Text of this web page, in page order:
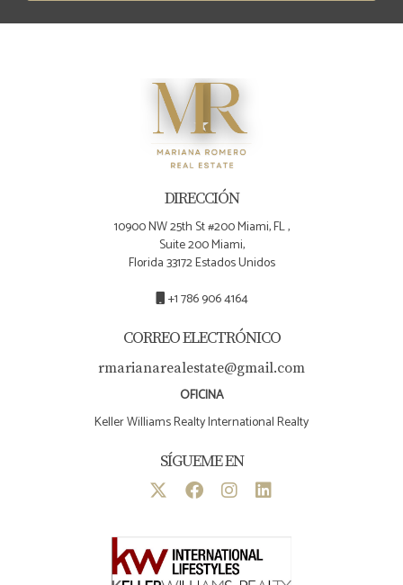
DIRECCIÓN
10900 NW 25th St #200 Miami, FL ,
Suite 200 Miami,
Florida 33172 Estados Unidos
+1 786 906 4164
CORREO ELECTRÓNICO
rmarianarealestate@gmail.com
OFICINA
Keller Williams Realty International Realty
SÍGUEME EN